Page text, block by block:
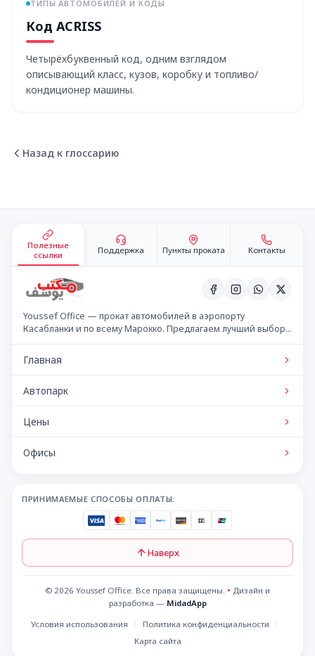
ТИПЫ АВТОМОБИЛЕЙ И КОДЫ
Код ACRISS
Четырёхбуквенный код, одним взглядом
описывающий класс, кузов, коробку и топливо/
кондиционер машины.
Назад к глоссарию
Полезные
ссылки
Поддержка Пункты проката Контакты
Youssef Office — прокат автомобилей в аэропорту
Касабланки и по всему Марокко. Предлагаем лучший выбор
Главная
Автопарк
Цены
Офисы
ПРИНИМАЕМЫЕ СПОСОБЫ ОПЛАТЫ:
Наверх
© 2026 Youssef Office. Все права защищены. • Дизайн и
разработка — MidadApp
Условия использования
Политика конфиденциальности
Карта сайта